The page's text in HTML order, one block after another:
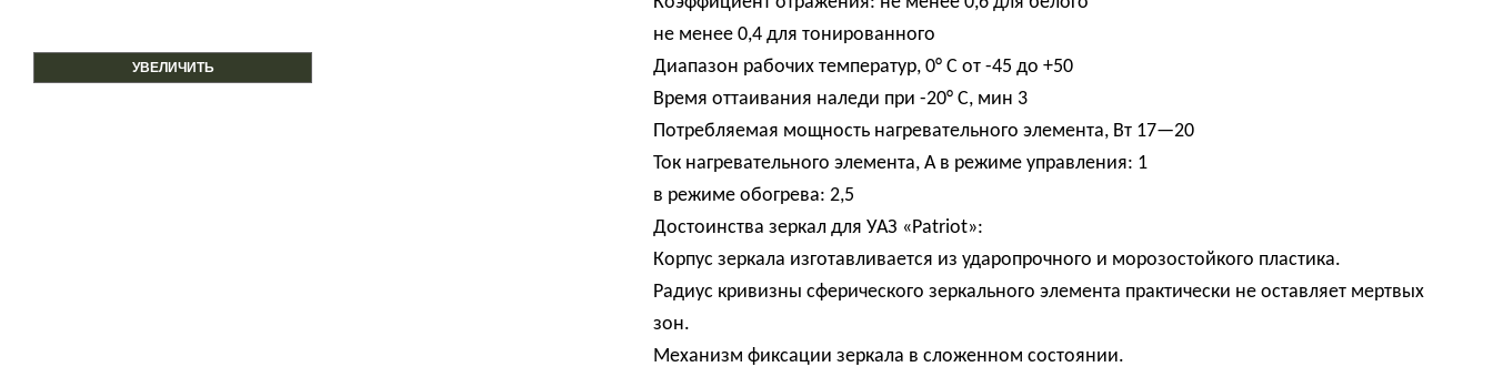
УВЕЛИЧИТЬ
не менее 0,4 для тонированного
Диапазон рабочих температур, 0° С от -45 до +50
Время оттаивания наледи при -20° С, мин 3
Потребляемая мощность нагревательного элемента, Вт 17—20
Ток нагревательного элемента, А в режиме управления: 1
в режиме обогрева: 2,5
Достоинства зеркал для УАЗ «Patriot»:
Корпус зеркала изготавливается из ударопрочного и морозостойкого пластика.
Радиус кривизны сферического зеркального элемента практически не оставляет мертвых
зон.
Механизм фиксации зеркала в сложенном состоянии.